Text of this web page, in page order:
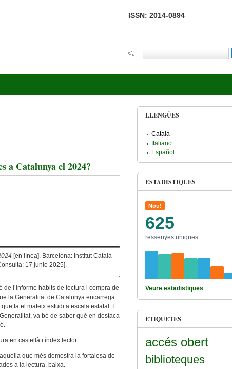
ISSN: 2014-0894
a Catalunya el 2024?
[en línea]. Barcelona: Institut Català
17 junio 2025].
de l’informe hàbits de lectura i compra de
la Generalitat de Catalunya encarrega
fa el mateix estudi a escala estatal. I
va bé de saber què en destaca
en castellà i índex lector:
que més demostra la fortalesa de
a la lectura, baixa.
LLENGÜES
Català
Italiano
Español
ESTADISTIQUES
Nou!
625
ressenyes uniques
Veure estadistiques
ETIQUETES
accés obert
biblioteques